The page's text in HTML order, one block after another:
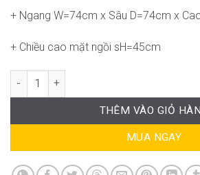
+ Ngang W=74cm x Sâu D=74cm x
+ Chiều cao mặt ngồi sH=45cm
Ghế Carell Armchair SG-WC132 số lượng
THÊM VÀO GIỎ
MUA NGAY